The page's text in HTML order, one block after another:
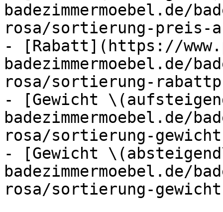
badezimmermoebel.de/
rosa/sortierung-preis-
- [Rabatt](https://
badezimmermoebel.de/
rosa/sortierung-
- [Gewicht
badezimmermoebel.de/
rosa/sortierung-
- [Gewicht
badezimmermoebel.de/